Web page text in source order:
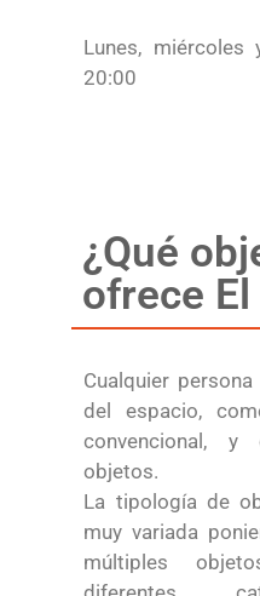
Lunes,
20:00
¿Qué
ofrece
Cualquier
del espacio,
convencional,
objetos.
La tipología de
muy variada
múltiples